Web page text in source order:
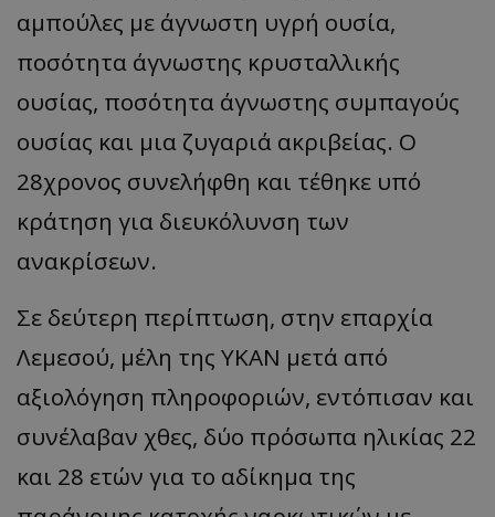
αμπούλες με άγνωστη υγρή ουσία,
ποσότητα άγνωστης κρυσταλλικής
ουσίας, ποσότητα άγνωστης συμπαγούς
ουσίας και μια ζυγαριά ακριβείας. Ο
28χρονος συνελήφθη και τέθηκε υπό
κράτηση για διευκόλυνση των
ανακρίσεων.
Σε δεύτερη περίπτωση, στην επαρχία
Λεμεσού, μέλη της ΥΚΑΝ μετά από
αξιολόγηση πληροφοριών, εντόπισαν και
συνέλαβαν χθες, δύο πρόσωπα ηλικίας 22
και 28 ετών για το αδίκημα της